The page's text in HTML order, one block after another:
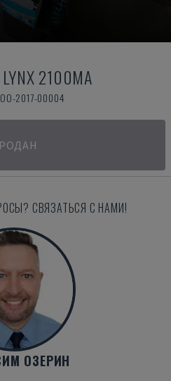
LYNX 2100MA
2017-00004
СВЯЗАТЬСЯ С НАМИ!
ОЗЕРИН